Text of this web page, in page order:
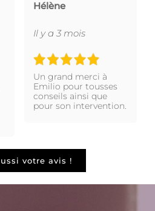
Hélène
Il y a 3 mois
Un grand merci à
Emilio pour tousses
conseils ainsi que
pour son intervention.
votre avis !